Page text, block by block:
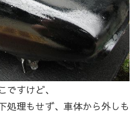
すけど、
処理もせず、車体から外しも